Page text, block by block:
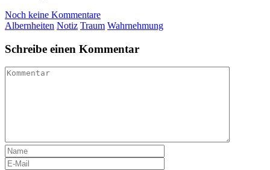
Noch keine Kommentare
Albernheiten Notiz Traum Wahrnehmung
Schreibe einen Kommentar